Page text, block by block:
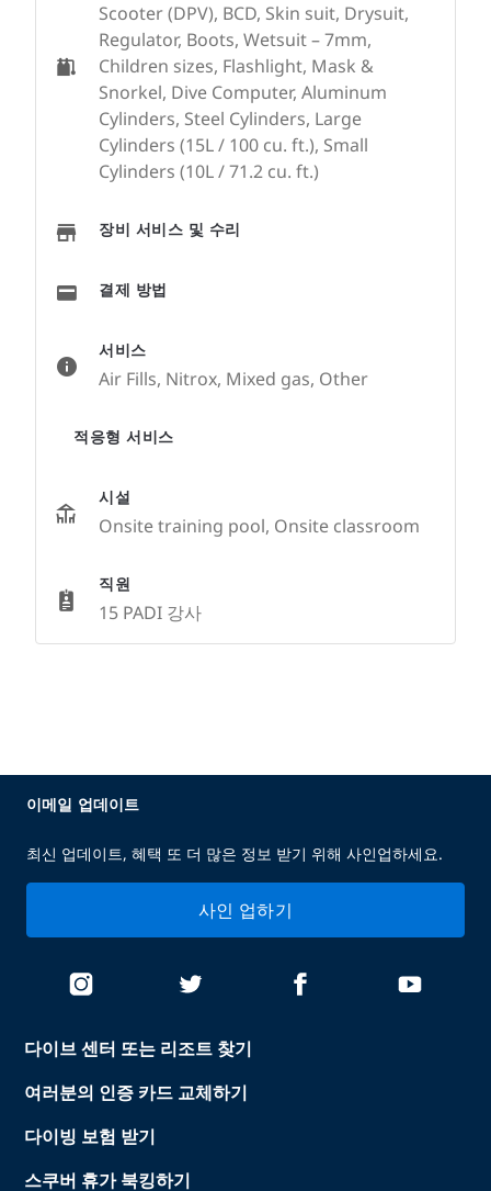
서비스
Air Fills, Nitrox, Mixed gas, Other
적응형 서비스
시설
Onsite training pool, Onsite classroom
직원
15 PADI 강사
Scooter (DPV), BCD, Skin suit, Drysuit,
Regulator, Boots, Wetsuit – 7mm,
Children sizes, Flashlight, Mask &
Snorkel, Dive Computer, Aluminum
Cylinders, Steel Cylinders, Large
Cylinders (15L / 100 cu. ft.), Small
Cylinders (10L / 71.2 cu. ft.)
장비 서비스 및 수리
결제 방법
다이브 센터 또는 리조트 찾기
여러분의 인증 카드 교체하기
다이빙 보험 받기
스쿠버 휴가 북킹하기
이메일 업데이트
최신 업데이트, 혜택 또 더 많은 정보 받기 위해 사인업하세요.
사인 업하기